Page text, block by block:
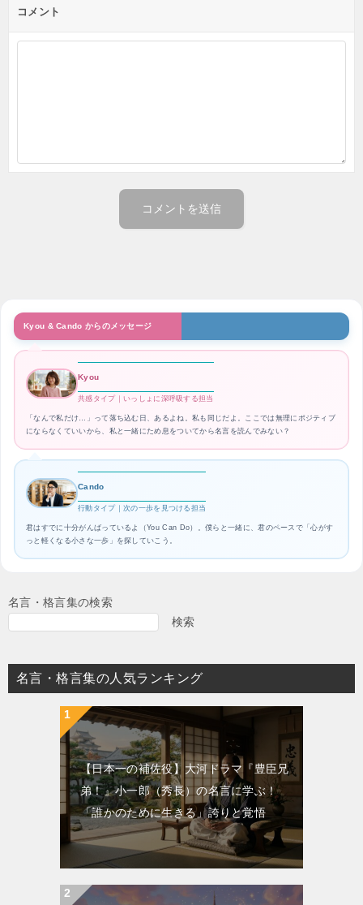
コメント
Kyou & Cando からのメッセージ
Kyou
共感タイプ｜いっしょに深呼吸する担当
「なんで私だけ…」って落ち込む日、あるよね。私も同じだよ。ここでは無理にポジティブ
にならなくていいから、私と一緒にため息をついてから名言を読んでみない？
Cando
行動タイプ｜次の一歩を見つける担当
君はすでに十分がんばっているよ（You Can Do）。僕らと一緒に、君のペースで「心がす
っと軽くなる小さな一歩」を探していこう。
名言・格言集の検索
検索
名言・格言集の人気ランキング
【日本一の補佐役】大河ドラマ『豊臣兄
弟！』小一郎（秀長）の名言に学ぶ！
「誰かのために生きる」誇りと覚悟